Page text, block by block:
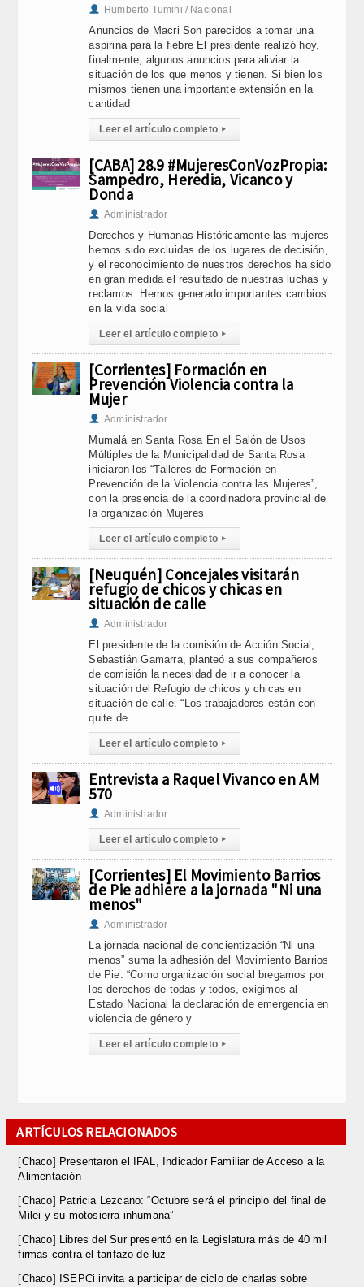
Humberto Tumini / Nacional
Anuncios de Macri Son parecidos a tomar una
aspirina para la fiebre El presidente realizó hoy,
finalmente, algunos anuncios para aliviar la
situación de los que menos y tienen. Si bien los
mismos tienen una importante extensión en la
cantidad
Leer el artículo completo ▸
[CABA] 28.9 #MujeresConVozPropia:
Sampedro, Heredia, Vicanco y
Donda
Administrador
Derechos y Humanas Históricamente las mujeres
hemos sido excluidas de los lugares de decisión,
y el reconocimiento de nuestros derechos ha sido
en gran medida el resultado de nuestras luchas y
reclamos. Hemos generado importantes cambios
en la vida social
Leer el artículo completo ▸
[Corrientes] Formación en
Prevención Violencia contra la
Mujer
Administrador
Mumalá en Santa Rosa En el Salón de Usos
Múltiples de la Municipalidad de Santa Rosa
iniciaron los “Talleres de Formación en
Prevención de la Violencia contra las Mujeres”,
con la presencia de la coordinadora provincial de
la organización Mujeres
Leer el artículo completo ▸
[Neuquén] Concejales visitarán
refugio de chicos y chicas en
situación de calle
Administrador
El presidente de la comisión de Acción Social,
Sebastián Gamarra, planteó a sus compañeros
de comisión la necesidad de ir a conocer la
situación del Refugio de chicos y chicas en
situación de calle. “Los trabajadores están con
quite de
Leer el artículo completo ▸
Entrevista a Raquel Vivanco en AM
570
Administrador
Leer el artículo completo ▸
[Corrientes] El Movimiento Barrios
de Pie adhiere a la jornada "Ni una
menos"
Administrador
La jornada nacional de concientización “Ni una
menos” suma la adhesión del Movimiento Barrios
de Pie. “Como organización social bregamos por
los derechos de todas y todos, exigimos al
Estado Nacional la declaración de emergencia en
violencia de género y
Leer el artículo completo ▸
ARTÍCULOS RELACIONADOS
[Chaco] Presentaron el IFAL, Indicador Familiar de Acceso a la
Alimentación
[Chaco] Patricia Lezcano: “Octubre será el principio del final de
Milei y su motosierra inhumana”
[Chaco] Libres del Sur presentó en la Legislatura más de 40 mil
firmas contra el tarifazo de luz
[Chaco] ISEPCi invita a participar de ciclo de charlas sobre